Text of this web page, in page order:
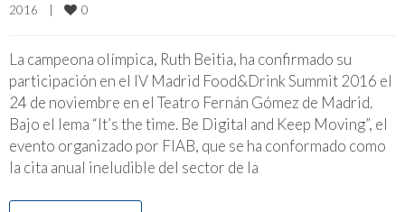
2016
0
La campeona olímpica, Ruth Beitia, ha confirmado su
participación en el IV Madrid Food&Drink Summit 2016 el
24 de noviembre en el Teatro Fernán Gómez de Madrid.
Bajo el lema “It’s the time. Be Digital and Keep Moving”, el
evento organizado por FIAB, que se ha conformado como
la cita anual ineludible del sector de la